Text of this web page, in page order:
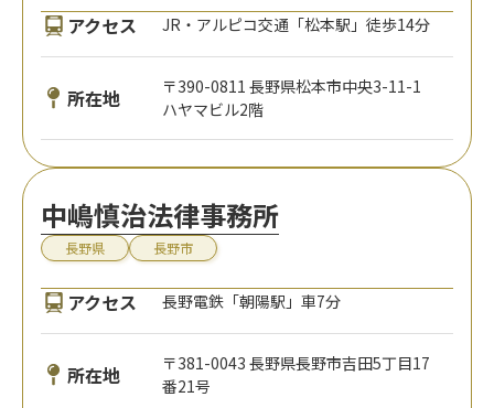
アクセス JR・アルピコ交通「松本駅」徒歩14分
所在地
〒390-0811 長野県松本市中央3-11-1
ハヤマビル2階
中嶋慎治法律事務所
長野県 長野市
アクセス 長野電鉄「朝陽駅」車7分
所在地
〒381-0043 長野県長野市吉田5丁目17
番21号